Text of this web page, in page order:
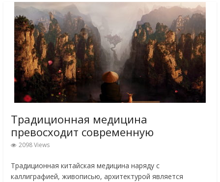
Традиционная медицина
превосходит современную
2098 Views
Традиционная китайская медицина наряду с
каллиграфией, живописью, архитектурой является